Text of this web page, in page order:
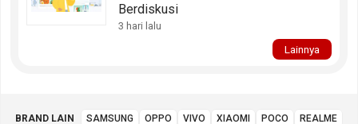
Berdiskusi
3 hari lalu
Lainnya
BRAND LAIN SAMSUNG OPPO VIVO XIAOMI POCO
REALME